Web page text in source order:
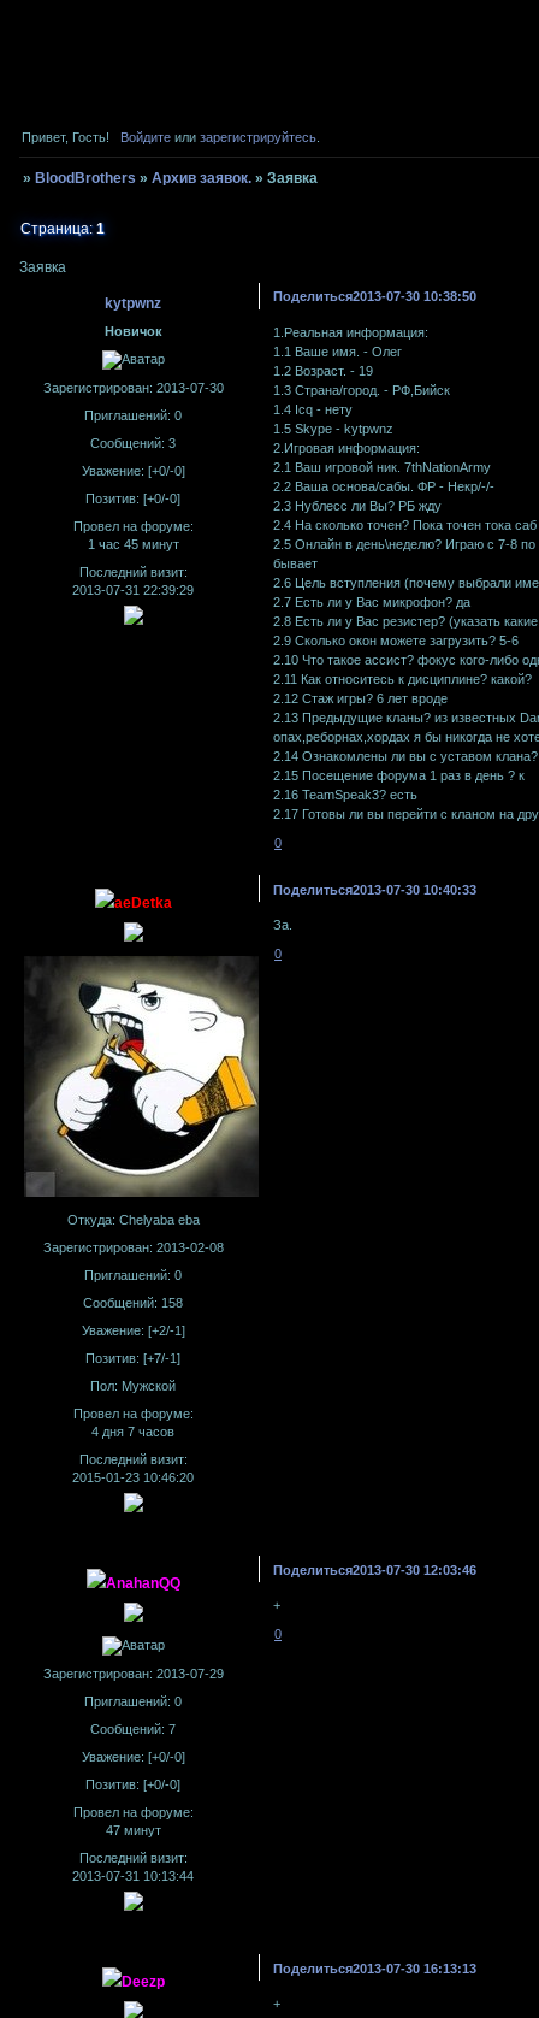
ebashim
Привет, Гость! Войдитеили зарегистрируйтесь.
» BloodBrothers »Архив заявок. »Заявка
Заявка
Страница:1
Поделиться2013-07-30 10:38:50
kytpwnz
Новичок
Зарегистрирован: 2013-07-30
Приглашений: 0
Сообщений: 3
Уважение: [+0/-0]
Позитив: [+0/-0]
Провел на форуме:
1 час 45 минут
Последний визит:
2013-07-31 22:39:29
1.Реальная информация:
1.1 Ваше имя. - Олег
1.2 Возраст. - 19
1.3 Страна/город. - РФ,Бийск
1.4 Icq - нету
1.5 Skype - kytpwnz
2.Игровая информация:
2.1 Ваш игровой ник. 7thNationArmy
2.2 Ваша основа/сабы. ФР - Некр/-/-
2.3 Нублесс ли Вы? РБ жду
2.4 На сколько точен? Пока точен тока
2.5 Онлайн в день\неделю? Играю с 7-8
бывает
2.6 Цель вступления (почему выбрали
2.7 Есть ли у Вас микрофон? да
2.8 Есть ли у Вас резистер? (указать
2.9 Сколько окон можете загрузить? 5-6
2.10 Что такое ассист? фокус кого-либо
2.11 Как относитесь к дисциплине? какой?
2.12 Стаж игры? 6 лет вроде
2.13 Предыдущие кланы? из известных
опах,реборнах,хордах я бы никогда не
2.14 Ознакомлены ли вы с уставом клана?
2.15 Посещение форума 1 раз в день ? к
2.16 TeamSpeak3? есть
2.17 Готовы ли вы перейти с кланом на
0
Поделиться2013-07-30 10:40:33
aeDetka
Откуда: Chelyaba eba
Зарегистрирован: 2013-02-08
Приглашений: 0
Сообщений: 158
Уважение: [+2/-1]
Позитив: [+7/-1]
Пол: Мужской
Провел на форуме:
4 дня 7 часов
Последний визит:
2015-01-23 10:46:20
За.
0
Поделиться2013-07-30 12:03:46
AnahanQQ
Зарегистрирован: 2013-07-29
Приглашений: 0
Сообщений: 7
Уважение: [+0/-0]
Позитив: [+0/-0]
Провел на форуме:
47 минут
Последний визит:
2013-07-31 10:13:44
+
0
Поделиться2013-07-30 16:13:13
Deezp
+